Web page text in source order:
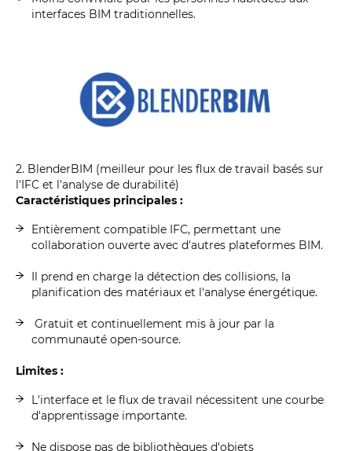
interfaces BIM traditionnelles.
2. BlenderBIM (meilleur pour les flux de travail basés sur
l'IFC et l'analyse de durabilité)
Caractéristiques principales :
Entièrement compatible IFC, permettant une
collaboration ouverte avec d'autres plateformes BIM.
Il prend en charge la détection des collisions, la
planification des matériaux et l'analyse énergétique.
Gratuit et continuellement mis à jour par la
communauté open-source.
Limites :
L'interface et le flux de travail nécessitent une courbe
d'apprentissage importante.
Ne dispose pas de bibliothèques d'objets